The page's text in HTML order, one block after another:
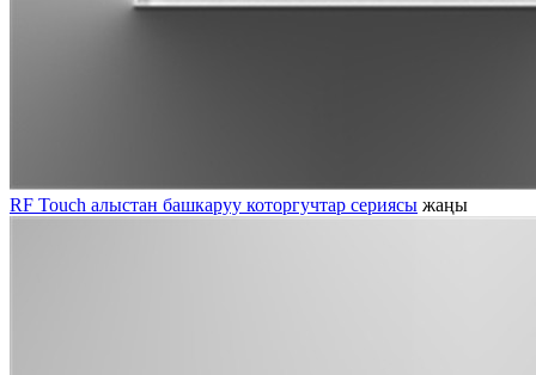
RF Touch алыстан башкаруу которгучтар сериясы жаңы